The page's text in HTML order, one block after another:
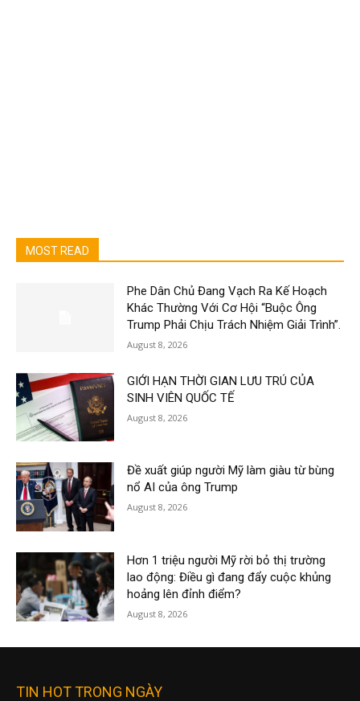
MOST READ
Phe Dân Chủ Đang Vạch Ra Kế Hoạch
Khác Thường Với Cơ Hội “Buộc Ông
Trump Phải Chịu Trách Nhiệm Giải Trình”.
August 8, 2026
GIỚI HẠN THỜI GIAN LƯU TRÚ CỦA
SINH VIÊN QUỐC TẾ
August 8, 2026
Đề xuất giúp người Mỹ làm giàu từ bùng
nổ AI của ông Trump
August 8, 2026
Hơn 1 triệu người Mỹ rời bỏ thị trường
lao động: Điều gì đang đẩy cuộc khủng
hoảng lên đỉnh điểm?
August 8, 2026
TIN HOT TRONG NGÀY